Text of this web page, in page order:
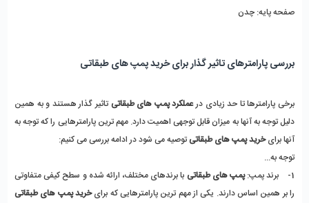
صفحه پایه: چدن
بررسی پارامترهای تاثیر گذار برای خرید پمپ های طبقاتی
برخی پارامترها تا حد زیادی در عملکرد پمپ های طبقاتی
آنها برای خرید پمپ های طبقاتی توصیه می شود در ادامه بررسی می کنیم:
توجه به...
1-    برند پمپ:
پمپ های طبقاتی
را بر همین اساس دارند. یکی از مهم ترین پارامترهایی که برای خرید پمپ های طبقاتی